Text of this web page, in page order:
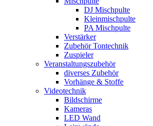
DJ Mischpulte
Kleinmischpulte
PA Mischpulte
Verstärker
Zubehör Tontechnik
Zuspieler
Veranstaltungszubehör
diverses Zubehör
Vorhänge & Stoffe
Videotechnik
Bildschirme
Kameras
LED Wand